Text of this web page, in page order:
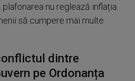
nu reglează inflația.
să cumpere mai multe
dintre
pe Ordonanța